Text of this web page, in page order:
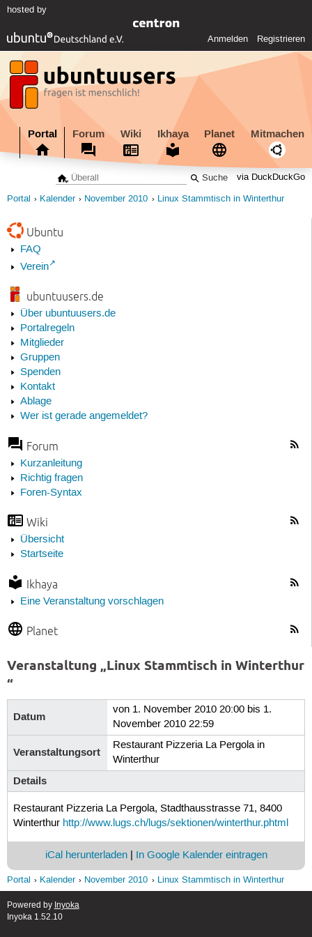
hosted by
Anmelden Registrieren
Portal Forum Wiki Ikhaya Planet Mitmachen
via DuckDuckGo
Portal Kalender November 2010 Linux Stammtisch in Winterthur
Ubuntu
FAQ
Verein
ubuntuusers.de
Über ubuntuusers.de
Portalregeln
Mitglieder
Gruppen
Spenden
Kontakt
Ablage
Wer ist gerade angemeldet?
Forum
Kurzanleitung
Richtig fragen
Foren-Syntax
Wiki
Übersicht
Startseite
Ikhaya
Eine Veranstaltung vorschlagen
Planet
Veranstaltung „Linux Stammtisch in Winterthur
“
Datum
von 1. November 2010 20:00 bis 1.
November 2010 22:59
Veranstaltungsort
Restaurant Pizzeria La Pergola in
Winterthur
Details
Restaurant Pizzeria La Pergola, Stadthausstrasse 71, 8400
Winterthur http://www.lugs.ch/lugs/sektionen/winterthur.phtml
iCal herunterladen| In Google Kalender eintragen
Portal Kalender November 2010 Linux Stammtisch in Winterthur
Powered by Inyoka
Inyoka 1.52.10